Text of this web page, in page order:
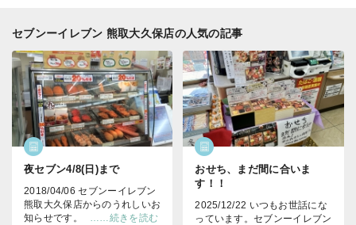
セブンーイレブン 熊取大久保店の人気の記事
夜セブン4/8(日)まで
2018/04/06 セブンーイレブン
熊取大久保店からのうれしいお
知らせです。
……続きを読む
おせち、まだ間に合いま
す！！
2025/12/22 いつもお世話にな
っています。セブンーイレブン